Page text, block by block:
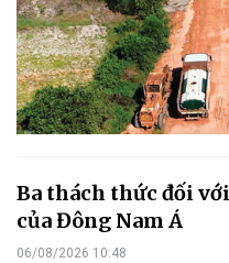
Ba thách thức đối
của Đông Nam Á
06/08/2026 10:48